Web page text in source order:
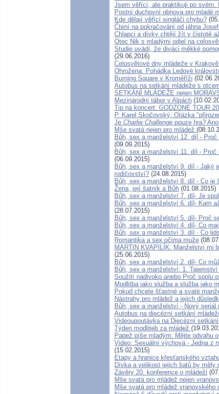
Jsem věřící, ale praktikuji po svém.
Postní duchovní obnova pro mladé
Kde dělají věřící singláči chybu?
Čtení na pokračování od jáhna
Chlapci a dívky chtějí žít v čistotě
Otec Nik s mladými odjel na
Studie uvádí, že diváci měkké
(29.06.2016)
Celosvětové dny mládeže v
Ohrožena: Pohádka Ledové
Burning Square v Kroměříži
Autobus na setkání mládeže s
SETKÁNÍ MLÁDEŽE nejen
Mezinárodní tábor v Alpách
Tip na koncert: GODZONE TOUR
P. Karel Skočovský: Otázka
Je Charlie Challenge pouze hra?
Mše svatá nejen pro mládež
Bůh, sex a manželství 12. díl -
(09.09.2015)
Bůh, sex a manželství 11. díl -
(06.09.2015)
Bůh, sex a manželství 9. díl - Jaký
rodičovství? (24.08.2015)
Bůh, sex a manželství 8. díl - Co je
Žena, její šatník a Bůh (01.08.2015)
Bůh, sex a manželství 7. díl- Je
Bůh, sex a manželství 6. díl- Kam
(28.07.2015)
Bůh, sex a manželství 5. díl- Proč
Bůh, sex a manželství 4. díl- Co
Bůh, sex a manželství 3. díl - Co
Romantika a sex očima muže
MARTIN KVAPILÍK: Manželství mi
(25.06.2015)
Bůh, sex a manželství 2. díl- Co
Bůh, sex a manželství: 1.
Soužití nadivoko anebo Proč spolu
Modlitba jako služba a služba jako
Pokud chcete šťastné a svaté
Nástrahy pro mládež a jejich
Bůh, sex a manželství - Nový seriál
Autobus na diecézní setkání
Videoupoutávka na Diecézní
Týden modliteb za mládež
Papež píše mladým: Mějte odvahu
Video: Sexuální výchova - Jedna z
(15.02.2015)
Etapy a hranice křesťanského
Dívka a velikost jejich šatů by měly
Závěry 20. konference o mládeži
Mše svatá pro mládež nejen
Mše svatá pro mládež vranovského